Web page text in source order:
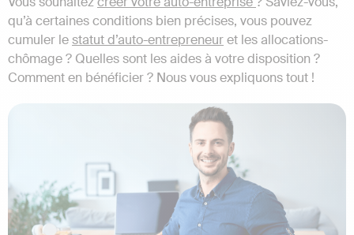
qu’à certaines conditions bien précises, vous pouvez
cumuler lestatut d’auto-entrepreneuret les allocations-
chômage ? Quelles sont les aides à votre disposition ?
Comment en bénéficier ? Nous vous expliquons tout !